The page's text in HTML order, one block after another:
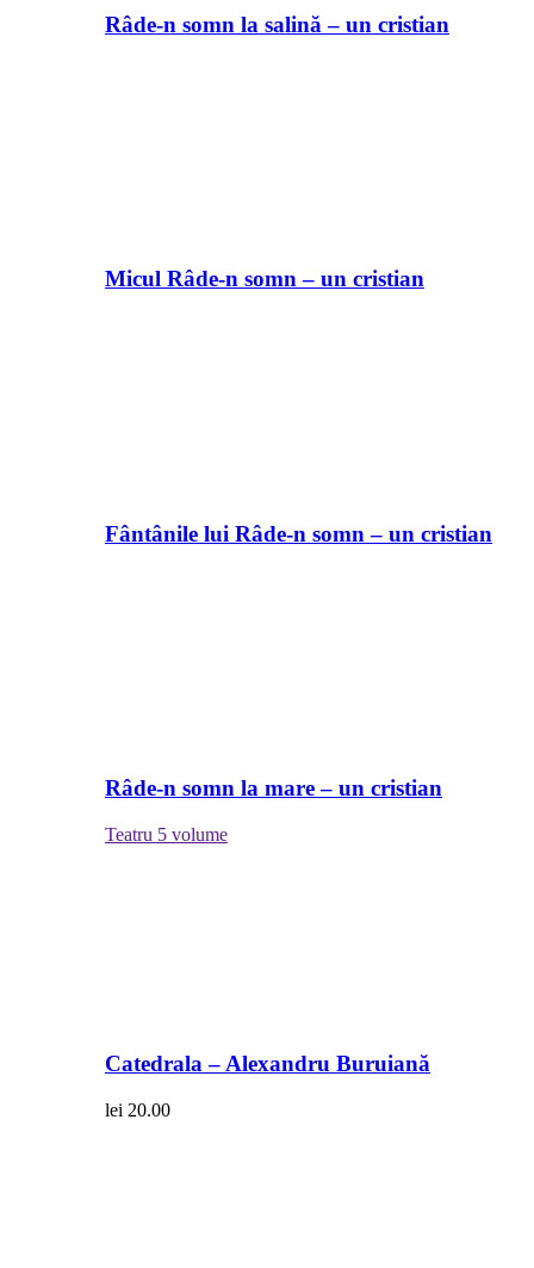
Râde-n somn la salină – un cristian
Micul Râde-n somn – un cristian
Fântânile lui Râde-n somn – un cristian
Râde-n somn la mare – un cristian
Teatru 5 volume
Catedrala – Alexandru Buruiană
lei 20.00